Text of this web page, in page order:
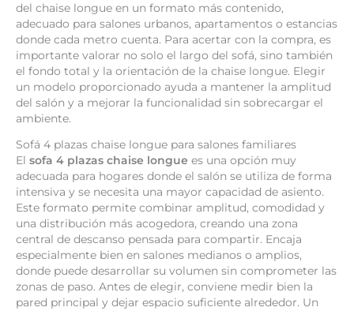
del chaise longue en un formato más contenido,
adecuado para salones urbanos, apartamentos o estancias
donde cada metro cuenta. Para acertar con la compra, es
importante valorar no solo el largo del sofá, sino también
el fondo total y la orientación de la chaise longue. Elegir
un modelo proporcionado ayuda a mantener la amplitud
del salón y a mejorar la funcionalidad sin sobrecargar el
ambiente.
Sofá 4 plazas chaise longue para salones familiares
El sofa 4 plazas chaise longue es una opción muy
adecuada para hogares donde el salón se utiliza de forma
intensiva y se necesita una mayor capacidad de asiento.
Este formato permite combinar amplitud, comodidad y
una distribución más acogedora, creando una zona
central de descanso pensada para compartir. Encaja
especialmente bien en salones medianos o amplios,
donde puede desarrollar su volumen sin comprometer las
zonas de paso. Antes de elegir, conviene medir bien la
pared principal y dejar espacio suficiente alrededor. Un